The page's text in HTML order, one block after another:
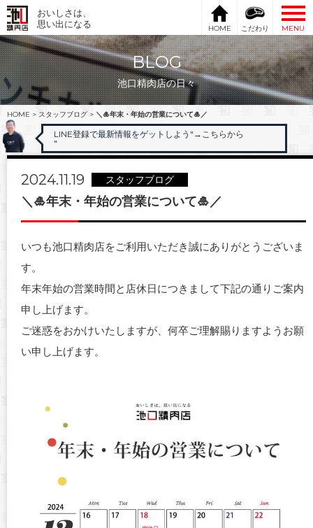
おいしさは、
思い出になる
HOME こだわり MENU
BLOG
池口精肉店の日々
HOME > スタッフブログ > ＼🎍年末・年始の営業について🎍／
LINE登録で最新情報をゲットしよう" →こちらから
"
2024.11.19 スタッフブログ
＼🎍年末・年始の営業について🎍／
いつも池口精肉店をご利用いただき誠にありがとうございま
す。
年末年始の営業時間と店休日につきまして下記の通りご案内
申し上げます。
ご迷惑をおかけいたしますが、何卒ご理解賜りますようお願
い申し上げます。